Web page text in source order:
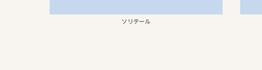
ソリテール